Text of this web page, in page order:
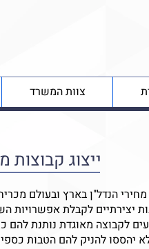
צוות המשרד
ייצוג
מחירי הנדל"ן בארץ ובעולם
יצירתיים לקבלת אפשרויות
לקבוצה מאוגדת נותנת להם
יהססו להניק להם הטבות